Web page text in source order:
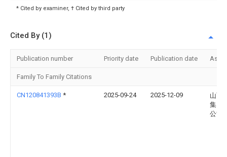
* Cited by examiner, † Cited by third party
Cited By (1)
Publication number Priority date Publication date
Family To Family Citations
CN120841393B * 2025-09-24 2025-12-09
山西
集团
公司